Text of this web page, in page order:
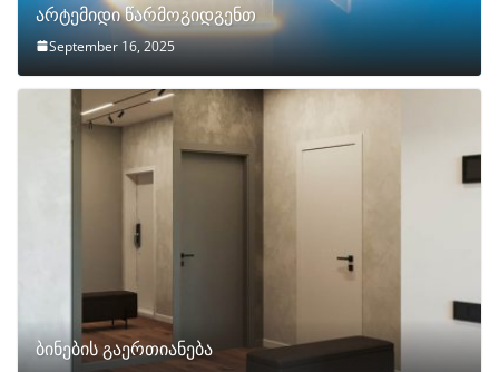
არტემიდი წარმოგიდგენთ
September 16, 2025
ბინების გაერთიანება